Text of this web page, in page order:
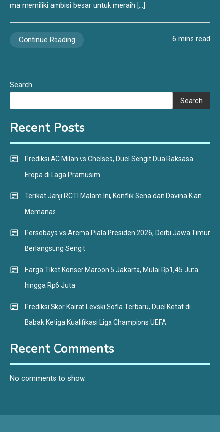
ma memiliki ambisi besar untuk meraih […]
Continue Reading 6 mins read
Search
Search
Recent Posts
Prediksi AC Milan vs Chelsea, Duel Sengit Dua Raksasa
Eropa di Laga Pramusim
Terikat Janji RCTI Malam Ini, Konflik Sena dan Davina Kian
Memanas
Persebaya vs Arema Piala Presiden 2026, Derbi Jawa Timur
Berlangsung Sengit
Harga Tiket Konser Maroon 5 Jakarta, Mulai Rp1,45 Juta
hingga Rp6 Juta
Prediksi Skor Kairat Levski Sofia Terbaru, Duel Ketat di
Babak Ketiga Kualifikasi Liga Champions UEFA
Recent Comments
No comments to show.